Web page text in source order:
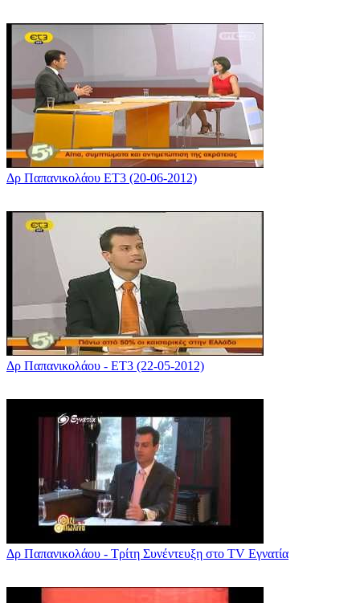
Δρ Παπανικολάου ΕΤ3 (20-06-2012)
Δρ Παπανικολάου - ΕΤ3 (22-05-2012)
Δρ Παπανικολάου - Τρίτη Συνέντευξη στο TV Εγνατία